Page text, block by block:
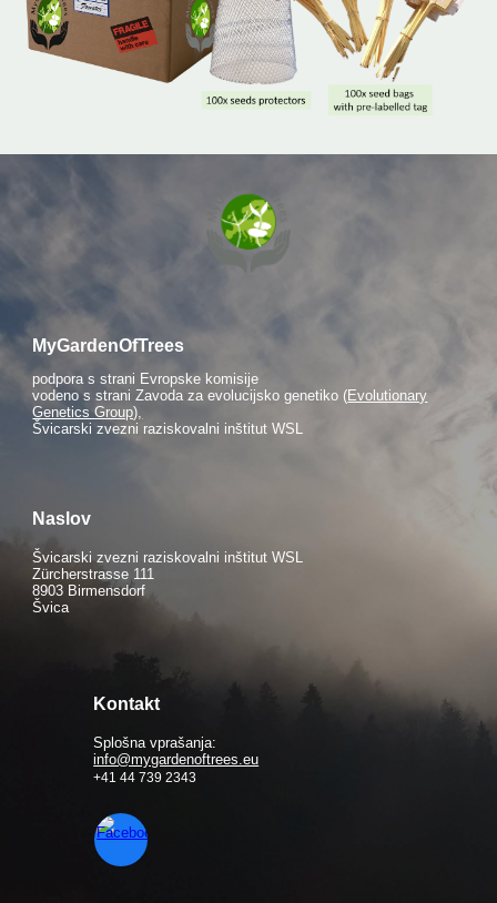
MyGardenOfTrees
podpora s strani Evropske komisije
vodeno s strani Zavoda za evolucijsko genetiko (Evolutionary
Genetics Group),
Švicarski zvezni raziskovalni inštitut WSL
Naslov
Švicarski zvezni raziskovalni inštitut WSL
Zürcherstrasse 111
8903 Birmensdorf
Švica
Kontakt
Splošna vprašanja:
info@mygardenoftrees.eu
+41 44 739 2343